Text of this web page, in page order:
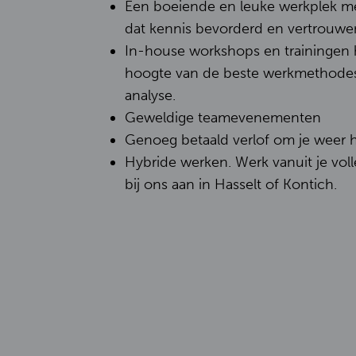
Een boeiende en leuke werkplek
dat kennis bevorderd en
In-house workshops en
hoogte van de beste
analyse.
Geweldige teamevenementen
Genoeg betaald verlof om je weer
Hybride werken. Werk vanuit je
bij ons aan in Hasselt of Kontich.